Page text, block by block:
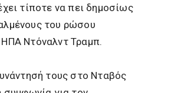
τίποτε να πει δημοσίως
του ρώσου
Ντόναλντ Τραμπ.
τους στο Νταβός